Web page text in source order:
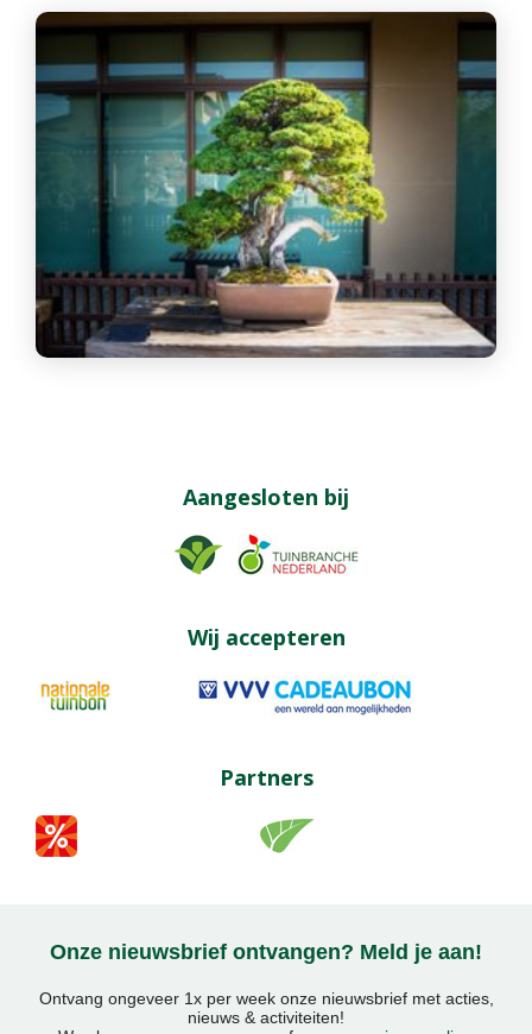
Aangesloten bij
Wij accepteren
Partners
Onze nieuwsbrief ontvangen? Meld je aan!
Ontvang ongeveer 1x per week onze nieuwsbrief met acties,
nieuws & activiteiten!